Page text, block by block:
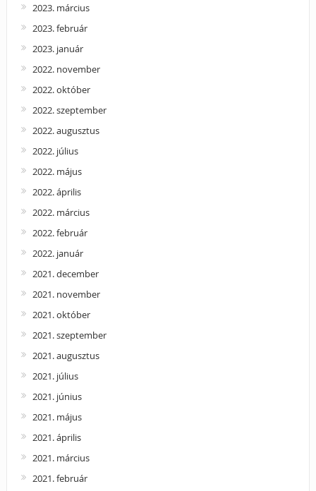
2023. március
2023. február
2023. január
2022. november
2022. október
2022. szeptember
2022. augusztus
2022. július
2022. május
2022. április
2022. március
2022. február
2022. január
2021. december
2021. november
2021. október
2021. szeptember
2021. augusztus
2021. július
2021. június
2021. május
2021. április
2021. március
2021. február